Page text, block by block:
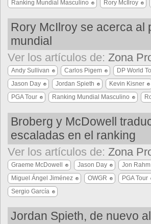
Ranking Mundial Masculino
Rory McIlroy
Rory McIlroy se acerca al
mundial
Ver los artículos de: Zona
Andy Sullivan Carlos Pigem DP World
Jason Day
Jordan Spieth Kevin Kisner
PGA Tour
Ranking Mundial Masculino
Broberg y McDowell
escaladas en el ranking
Ver los artículos de: Zona
Graeme McDowell Jason Day Jon Rahm
Miguel Ángel Jiménez
OWGR PGA Tour
Sergio García
Jordan Spieth, de nuevo